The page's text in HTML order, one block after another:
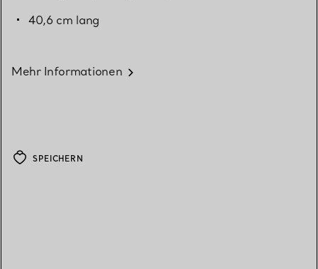
40,6 cm lang
Mehr Informationen
SPEICHERN